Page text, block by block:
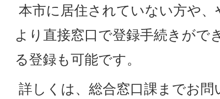
本市に居住されていない方や
より直接窓口で登録手続きがで
る登録も可能です。
詳しくは、総合窓口課までお